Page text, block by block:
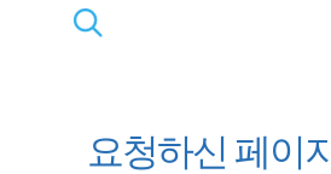
요청하신 페이